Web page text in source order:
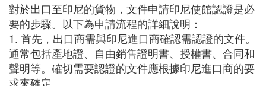
對於出口至印尼的貨物，文件申請印尼使館認證是必
要的步驟。以下為申請流程的詳細說明：
1. 首先，出口商需與印尼進口商確認需認證的文件。
通常包括產地證、自由銷售證明書、授權書、合同和
聲明等。確切需要認證的文件應根據印尼進口商的要
求來確定。